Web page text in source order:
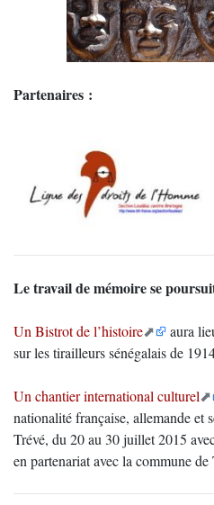
Partenaires :
Le travail de mémoire se
Un Bistrot de l’histoire
aura
sur les tirailleurs sénégalais de
Un chantier international culturel
nationalité française, allemande et
Trévé, du 20 au 30 juillet 2015
en partenariat avec la commune